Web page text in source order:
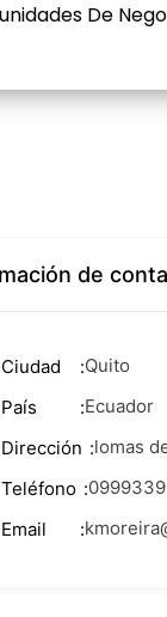
De
de
Ciudad
Quito
País
Ecuador
Dirección
lomas
Teléfono
Email